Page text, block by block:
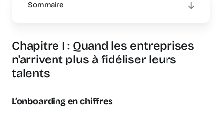
Sommaire
Chapitre I : Quand les entreprises
n'arrivent plus à fidéliser leurs
talents
L’onboarding en chiffres